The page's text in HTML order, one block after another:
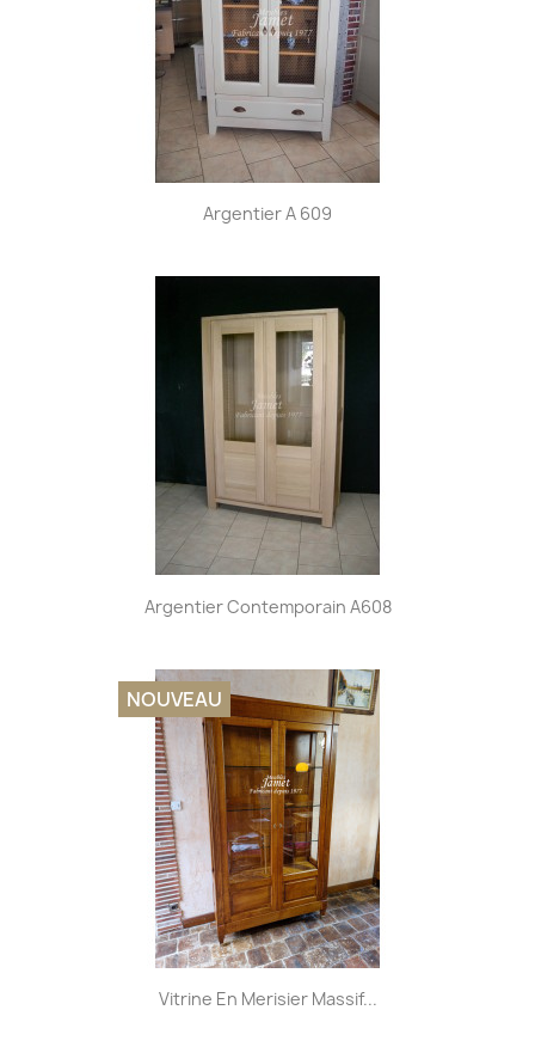
Argentier A 609
Argentier Contemporain A608
Vitrine En Merisier Massif...
NOUVEAU